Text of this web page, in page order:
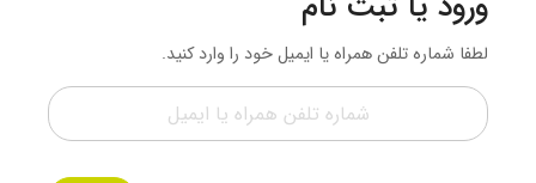
لطفا شماره تلفن همراه یا ایمیل خود را وارد کنید.